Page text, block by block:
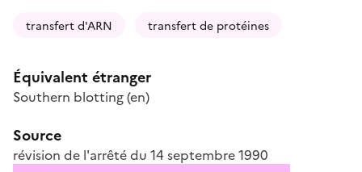
transfert d'ARN transfert de protéines
Équivalent étranger
Southern blotting(en)
Source
révision de l'arrêté du 14 septembre 1990